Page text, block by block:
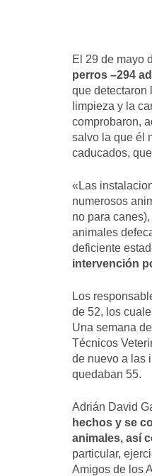
El 29 de mayo
perros –294
que detectaron
limpieza y la
comprobaron,
salvo la que él
caducados,
«Las
numerosos
no para
animales
deficiente
intervención
Los
de 52, los
Una semana
Técnicos
de nuevo a las
quedaban 55.
Adrián David
hechos y se
animales, así
particular,
Amigos de los